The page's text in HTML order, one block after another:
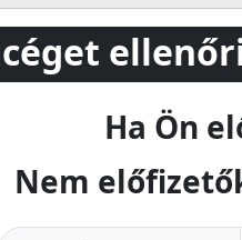
céget
Ha Ön
Nem